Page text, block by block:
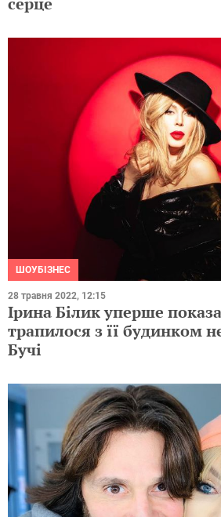
ШОУБІЗНЕС
28 травня 2022, 12:15
Ірина Білик уперше
трапилося з її будинком
Бучі